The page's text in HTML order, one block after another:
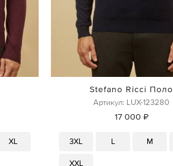
XL
Stefano Ricci Поло
Артикул: LUX-123280
17 000 ₽
3XL L M
XXL